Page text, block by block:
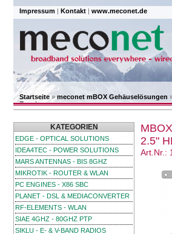
Impressum | Kontakt | www.meconet.de
Startseite»meconet mBOX Gehäuselösungen
Erweiterung
KATEGORIEN
EDGE - OPTICAL SOLUTIONS
IDEA4TEC - POWER SOLUTIONS
MARS ANTENNAS - BIS 8GHZ
MIKROTIK - ROUTER & WLAN
PC ENGINES - X86 SBC
PLANET - DSL & MEDIACONVERTER
RF-ELEMENTS - WLAN
SIAE 4GHZ - 80GHZ PTP
SIKLU - E- & V-BAND RADIOS
2.5"
Art.Nr.: